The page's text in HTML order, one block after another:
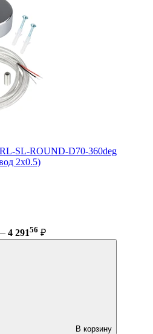
SL-ROUND-D70-360deg
2x0.5)
4 29156 ₽
В корзину